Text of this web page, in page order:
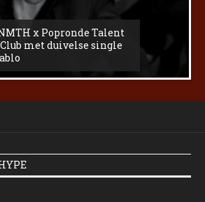
x Popronde Talent
Club met duivelse single